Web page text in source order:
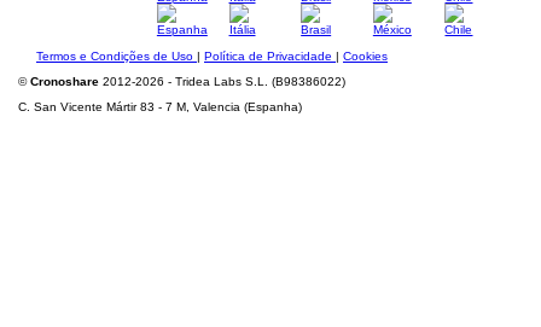
Termos e Condições de Uso | Política de Privacidade | Cookies
©Cronoshare 2012-2026 - Tridea Labs S.L. (B98386022)
C. San Vicente Mártir 83 - 7 M, Valencia (Espanha)